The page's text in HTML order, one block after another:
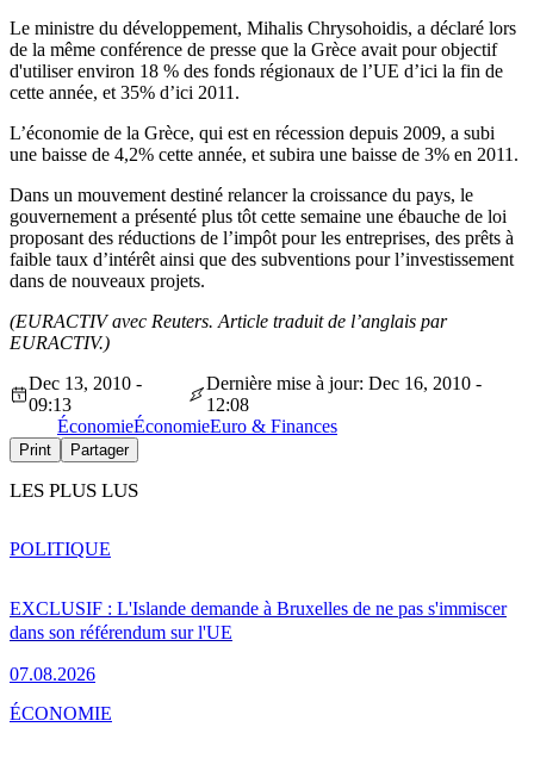
Le ministre du développement, Mihalis Chrysohoidis, a déclaré lors
de la même conférence de presse que la Grèce avait pour objectif
d'utiliser environ 18 % des fonds régionaux de l’UE d’ici la fin de
cette année, et 35% d’ici 2011.
L’économie de la Grèce, qui est en récession depuis 2009, a subi
une baisse de 4,2% cette année, et subira une baisse de 3% en 2011.
Dans un mouvement destiné relancer la croissance du pays, le
gouvernement a présenté plus tôt cette semaine une ébauche de loi
proposant des réductions de l’impôt pour les entreprises, des prêts à
faible taux d’intérêt ainsi que des subventions pour l’investissement
dans de nouveaux projets.
(EURACTIV avec Reuters. Article traduit de l’anglais par
EURACTIV.)
Dec 13, 2010 -
09:13
Dernière mise à jour: Dec 16, 2010 -
12:08
ÉconomieÉconomieEuro & Finances
Print Partager
LES PLUS LUS
EXCLUSIF : L'Islande demande à Bruxelles de ne pas s'immiscer
dans son référendum sur l'UE
07.08.2026
POLITIQUE
ÉCONOMIE